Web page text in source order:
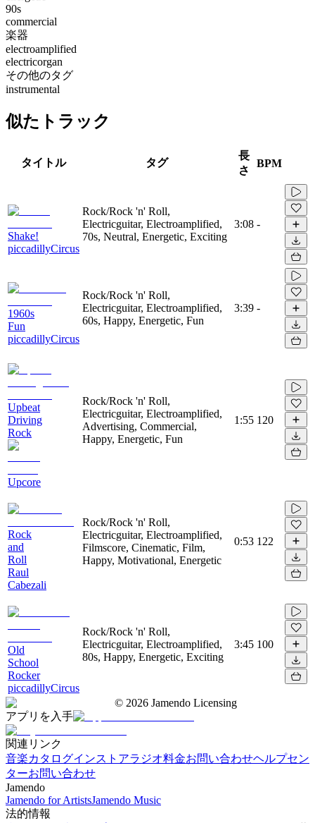
90s
commercial
楽器
electroamplified
electricorgan
その他のタグ
instrumental
似たトラック
タイトル タグ
長
さ
BPM
Shake!
piccadillyCircus
Rock/Rock 'n' Roll,
Electricguitar, Electroamplified,
70s, Neutral, Energetic, Exciting
3:08 -
1960s
Fun
piccadillyCircus
Rock/Rock 'n' Roll,
Electricguitar, Electroamplified,
60s, Happy, Energetic, Fun
3:39 -
Upbeat
Driving
Rock
Upcore
Rock/Rock 'n' Roll,
Electricguitar, Electroamplified,
Advertising, Commercial,
Happy, Energetic, Fun
1:55 120
Rock
and
Roll
Raul
Cabezali
Rock/Rock 'n' Roll,
Electricguitar, Electroamplified,
Filmscore, Cinematic, Film,
Happy, Motivational, Energetic
0:53 122
Old
School
Rocker
piccadillyCircus
Rock/Rock 'n' Roll,
Electricguitar, Electroamplified,
80s, Happy, Energetic, Exciting
3:45 100
© 2026 Jamendo Licensing
アプリを入手
関連リンク
音楽カタログインストアラジオ料金お問い合わせヘルプセン
ターお問い合わせ
Jamendo
Jamendo for ArtistsJamendo Music
法的情報